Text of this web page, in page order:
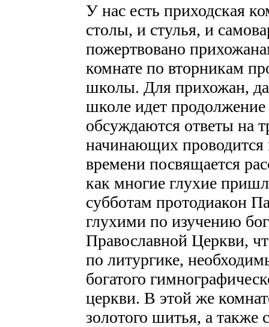
У нас есть приходская
столы, и стулья, и
пожертвовано
комнате по вторникам
школы. Для прихожан,
школе идет продолжение
обсуждаются ответы на
начинающих проводится
времени посвящается
как многие глухие
субботам протодиакон
глухими по изучению
Православной Церкви,
по литургике,
богатого
церкви. В этой же
золотого шитья, а также